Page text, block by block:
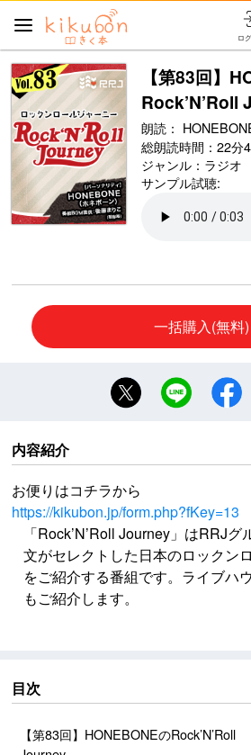
ロ
【第83回】
Rock’N’Roll
朗読：
総朗読時間：22分
ジャンル： ラジオ
サンプル試聴:
一括購入(無料)
内容紹介
お便りはコチラから
https://kikubon.jp/form.php?fKey=13
「Rock’N’Roll Journey」はRRJ
文がセレクトした日本のロックン
をご紹介する番組です。ライブハ
もご紹介します。
第83回目は、フォークデュオの
BGM提供：後藤まりこ（敬称略・
公式X
目次
【第83回】HONEBONEのRock’N’Roll